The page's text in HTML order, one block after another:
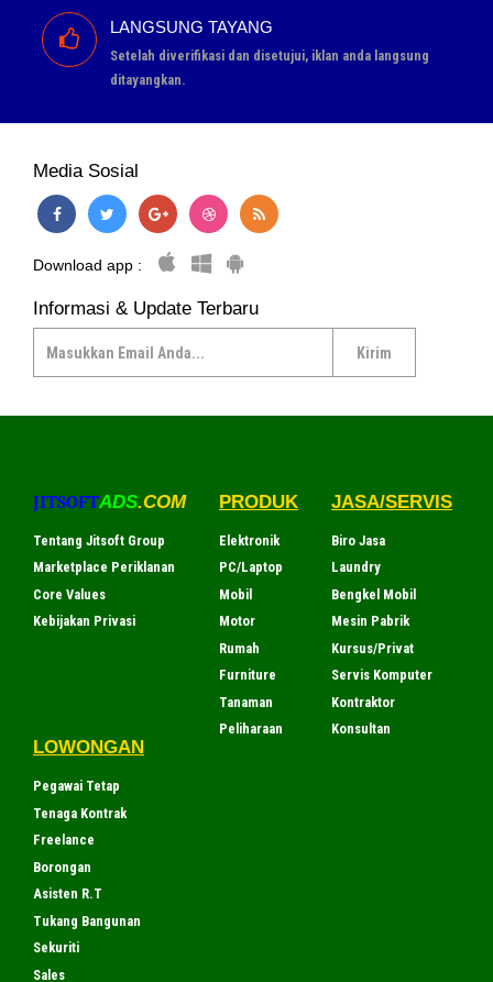
LANGSUNG TAYANG
Setelah diverifikasi dan disetujui, iklan anda langsung
ditayangkan.
Media Sosial
Download app :
Informasi & Update Terbaru
JITSOFTADS.COM
Tentang Jitsoft Group
Marketplace Periklanan
Core Values
Kebijakan Privasi
PRODUK
Elektronik
PC/Laptop
Mobil
Motor
Rumah
Furniture
Tanaman
Peliharaan
JASA/SERVIS
Biro Jasa
Laundry
Bengkel Mobil
Mesin Pabrik
Kursus/Privat
Servis Komputer
Kontraktor
Konsultan
LOWONGAN
Pegawai Tetap
Tenaga Kontrak
Freelance
Borongan
Asisten R.T
Tukang Bangunan
Sekuriti
Sales